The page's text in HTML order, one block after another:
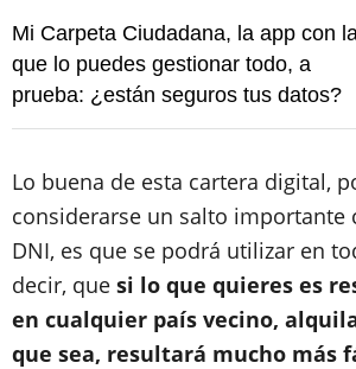
Mi Carpeta Ciudadana, la app con
que lo puedes gestionar todo, a
prueba: ¿están seguros tus datos?
Lo buena de esta cartera digital,
considerarse un salto importante
DNI, es que se podrá utilizar en
decir, que si lo que quieres es
en cualquier país vecino,
que sea, resultará mucho más